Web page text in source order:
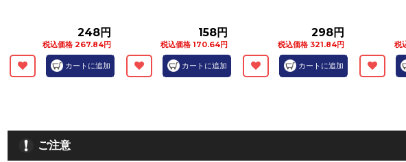
248円
税込価格 267.84円
カートに追加
158円
税込価格 170.64円
カートに追加
298円
税込価格 321.84円
カートに追加
税
ご注意